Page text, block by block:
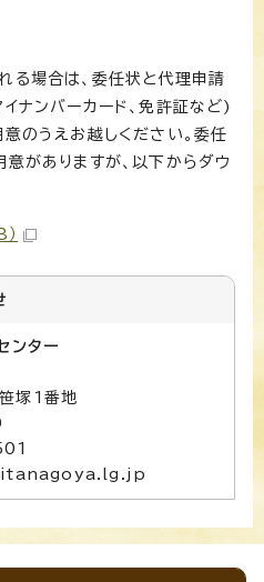
場合は、委任状と代理申請
ナンバーカード、免許証など)
のうえお越しください。委任
がありますが、以下からダウ
ンター
塚1番地